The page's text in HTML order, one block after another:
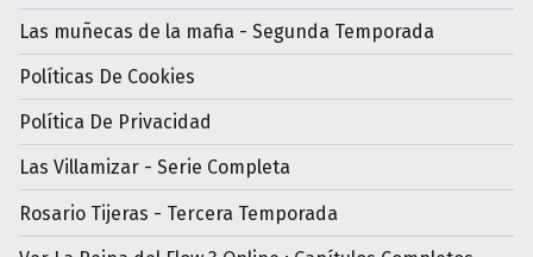
Las muñecas de la mafia - Segunda Temporada
Políticas De Cookies
Política De Privacidad
Las Villamizar - Serie Completa
Rosario Tijeras - Tercera Temporada